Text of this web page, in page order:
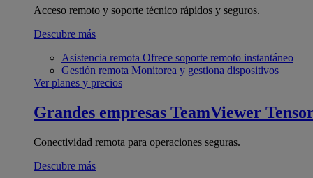
Acceso remoto y soporte técnico rápidos y seguros.
Descubre más
Asistencia remota Ofrece soporte remoto instantáneo
Gestión remota Monitorea y gestiona dispositivos
Ver planes y precios
Grandes empresas TeamViewer Tensor
Conectividad remota para operaciones seguras.
Descubre más